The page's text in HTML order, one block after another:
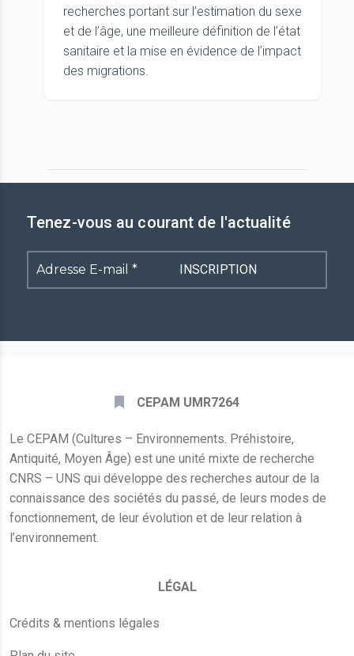
recherches portant sur l’estimation du sexe
et de l’âge, une meilleure définition de l’état
sanitaire et la mise en évidence de l’impact
des migrations.
Tenez-vous au courant de l'actualité
Adresse
E-
CEPAM UMR7264
Le CEPAM (Cultures – Environnements. Préhistoire,
Antiquité, Moyen Âge) est une unité mixte de recherche
CNRS – UNS qui développe des recherches autour de la
connaissance des sociétés du passé, de leurs modes de
fonctionnement, de leur évolution et de leur relation à
l’environnement.
LÉGAL
Crédits & mentions légales